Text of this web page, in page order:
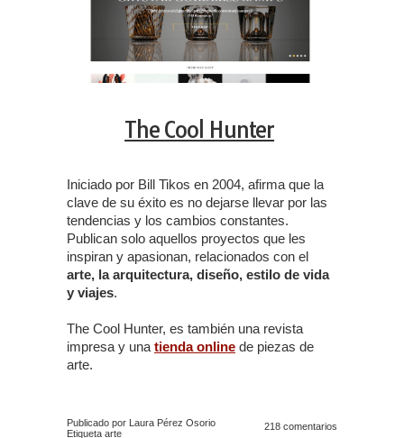
The Cool Hunter
Iniciado por Bill Tikos en 2004, afirma que la
clave de su éxito es no dejarse llevar por las
tendencias y los cambios constantes.
Publican solo aquellos proyectos que les
inspiran y apasionan, relacionados con el
arte, la arquitectura, diseño, estilo de vida
y viajes.
The Cool Hunter, es también una revista
impresa y una tienda online de piezas de
arte.
Publicado por Laura Pérez Osorio
Etiqueta arte
218 comentarios